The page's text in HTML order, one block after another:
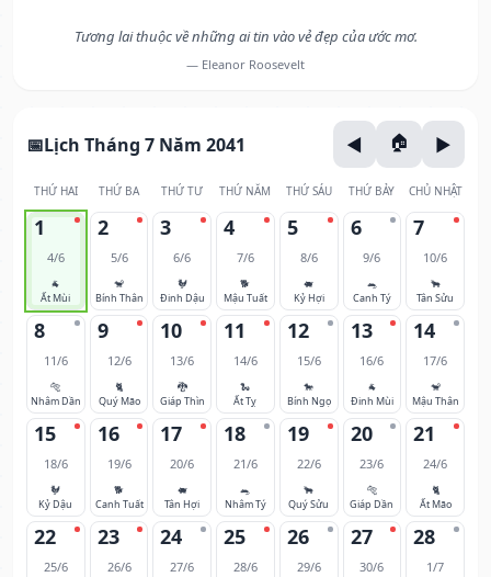
Tương lai thuộc về những ai tin vào vẻ đẹp của ước mơ.
— Eleanor Roosevelt
Lịch Tháng 7 Năm 2041
THỨ HAI THỨ BA THỨ TƯ THỨ NĂM THỨ SÁU THỨ BẢY CHỦ NHẬT
1
4/6
🐐
Ất Mùi
2
5/6
🐒
Bính Thân
3
6/6
🐓
Đinh Dậu
4
7/6
🐕
Mậu Tuất
5
8/6
🐖
Kỷ Hợi
6
9/6
🐀
Canh Tý
7
10/6
🐂
Tân Sửu
8
11/6
🐅
Nhâm Dần
9
12/6
🐈
Quý Mão
10
13/6
🐉
Giáp Thìn
11
14/6
🐍
Ất Tỵ
12
15/6
🐎
Bính Ngọ
13
16/6
🐐
Đinh Mùi
14
17/6
🐒
Mậu Thân
15
18/6
🐓
Kỷ Dậu
16
19/6
🐕
Canh Tuất
17
20/6
🐖
Tân Hợi
18
21/6
🐀
Nhâm Tý
19
22/6
🐂
Quý Sửu
20
23/6
🐅
Giáp Dần
21
24/6
🐈
Ất Mão
22
25/6
23
26/6
24
27/6
25
28/6
26
29/6
27
30/6
28
1/7